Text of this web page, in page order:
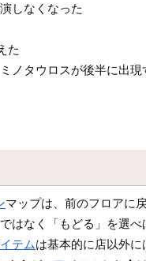
しなくなった
た
ノタウロスが後半に出現
マップは、前のフロアに
はなく「もどる」を選べ
テムは基本的に店以外に